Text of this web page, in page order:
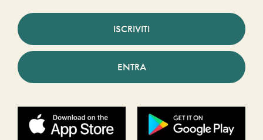
ISCRIVITI
ENTRA